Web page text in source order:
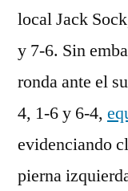
local Jack
y 7-6. Sin
ronda ante el
4, 1-6 y 6-4,
evidenciando
pierna